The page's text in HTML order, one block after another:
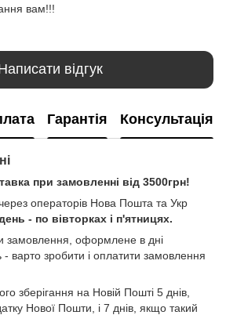
вам!!!
відгук
Гарантія Консультація
при замовленні від 3500грн!
операторів Нова Пошта та Укр
- по вівторках і п'ятницях.
замовлення, оформлене в дні
- варто зробити і оплатити замовлення
зберігання на Новій Пошті 5 днів,
Нової Пошти, і 7 днів, якщо такий